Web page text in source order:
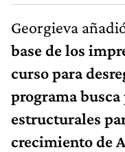
Georgieva
base de los
curso para
programa
estructurales
crecimiento de